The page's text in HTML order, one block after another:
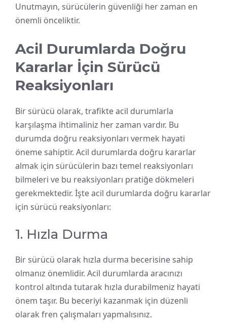
Unutmayın, sürücülerin güvenliği her zaman en
önemli önceliktir.
Acil Durumlarda Doğru
Kararlar İçin Sürücü
Reaksiyonları
Bir sürücü olarak, trafikte acil durumlarla
karşılaşma ihtimaliniz her zaman vardır. Bu
durumda doğru reaksiyonları vermek hayati
öneme sahiptir. Acil durumlarda doğru kararlar
almak için sürücülerin bazı temel reaksiyonları
bilmeleri ve bu reaksiyonları pratiğe dökmeleri
gerekmektedir. İşte acil durumlarda doğru kararlar
için sürücü reaksiyonları:
1. Hızla Durma
Bir sürücü olarak hızla durma becerisine sahip
olmanız önemlidir. Acil durumlarda aracınızı
kontrol altında tutarak hızla durabilmeniz hayati
önem taşır. Bu beceriyi kazanmak için düzenli
olarak fren çalışmaları yapmalısınız.